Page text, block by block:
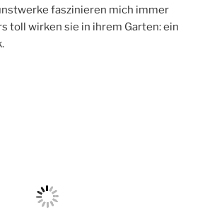
faszinieren mich immer
toll wirken sie in ihrem Garten: ein